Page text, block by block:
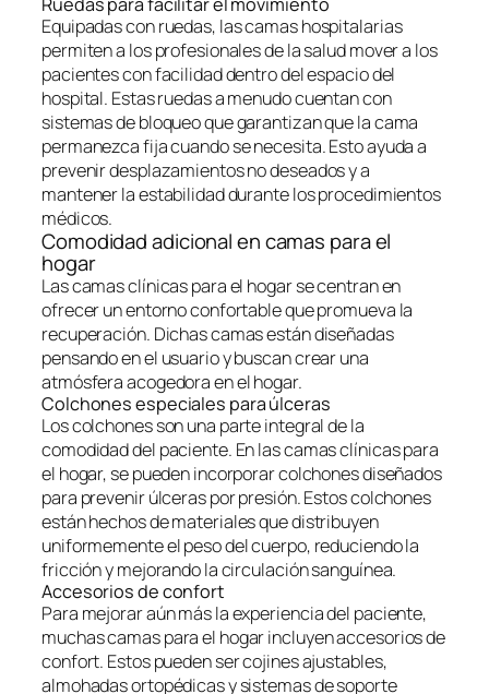
Equipadas con ruedas, las camas hospitalarias
permiten a los profesionales de la salud mover a los
pacientes con facilidad dentro del espacio del
hospital. Estas ruedas a menudo cuentan con
sistemas de bloqueo que garantizan que la cama
permanezca fija cuando se necesita. Esto ayuda a
prevenir desplazamientos no deseados y a
mantener la estabilidad durante los procedimientos
médicos.
Comodidad adicional en camas para el
hogar
Las camas clínicas para el hogar se centran en
ofrecer un entorno confortable que promueva la
recuperación. Dichas camas están diseñadas
pensando en el usuario y buscan crear una
atmósfera acogedora en el hogar.
Colchones especiales para úlceras
Los colchones son una parte integral de la
comodidad del paciente. En las camas clínicas para
el hogar, se pueden incorporar colchones diseñados
para prevenir úlceras por presión. Estos colchones
están hechos de materiales que distribuyen
uniformemente el peso del cuerpo, reduciendo la
fricción y mejorando la circulación sanguínea.
Accesorios de confort
Para mejorar aún más la experiencia del paciente,
muchas camas para el hogar incluyen accesorios de
confort. Estos pueden ser cojines ajustables,
almohadas ortopédicas y sistemas de soporte